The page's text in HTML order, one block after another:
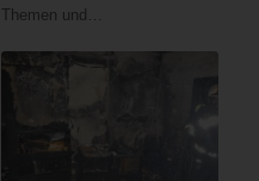
Themen und…